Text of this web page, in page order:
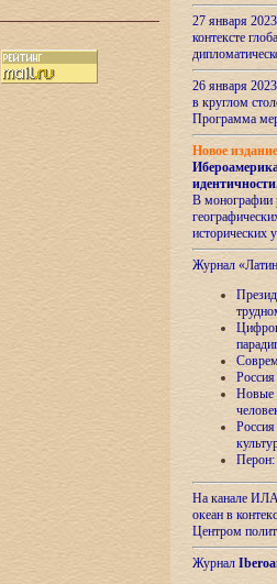
27 января
контексте
26 января
в круглом
Программа
Новое
идентичности
В монографии
исторических
Журнал
Новые
Перон:
На канале
океан в
Центром
Журнал